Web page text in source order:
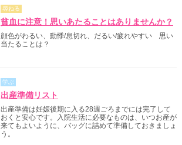
尋ねる
貧血に注意！思いあたることはありませんか？
顔色がわるい、動悸/息切れ、だるい/疲れやすい 思い
当たることは？
学ぶ
出産準備リスト
出産準備は妊娠後期に入る28週ごろまでには完了して
おくと安心です。入院生活に必要なものは、いつお産が
来てもよいように、バッグに詰めて準備しておきましょ
う。